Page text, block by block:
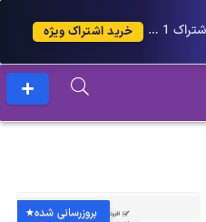
کاربران گرامی برای مدت محدود اشتراک 1 ساله پلاس را می توانید با 25 درصد تخفیف دریافت کنید. خرید اشتراک ویژه
بروزرسانی شده